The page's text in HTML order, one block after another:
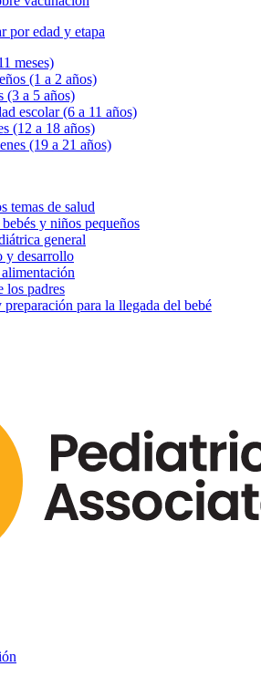
por edad y etapa
meses)
(1 a 2 años)
(3 a 5 años)
escolar (6 a 11 años)
(12 a 18 años)
(19 a 21 años)
temas de salud
y niños pequeños
general
y desarrollo
los padres
preparación para la llegada del bebé